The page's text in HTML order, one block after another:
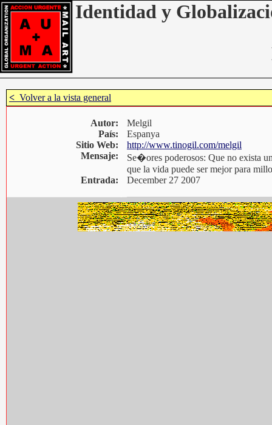
Identidad y
< Volver a la vista general
Autor:
País:
Sitio Web:
Mensaje:
Melgil
Espanya
http://www.tinogil.com/melgil
Se�ores poderosos: Que no exista
que la vida puede ser mejor para
Entrada:
December 27 2007